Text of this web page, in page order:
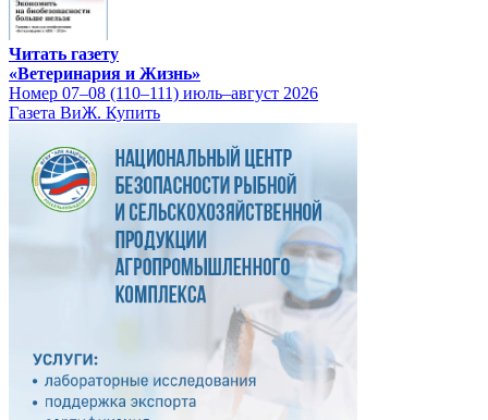
Читать газету
«Ветеринария и Жизнь»
Номер 07–08 (110–111) июль–август 2026
Газета ВиЖ. Купить